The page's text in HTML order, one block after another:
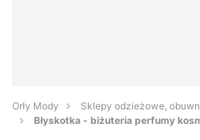
Orły Mody
Sklepy odzieżowe,
Błyskotka - biżuteria perfumy